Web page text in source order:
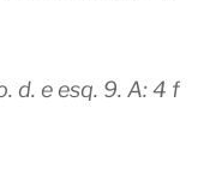
d. e esq. 9. A: 4 f